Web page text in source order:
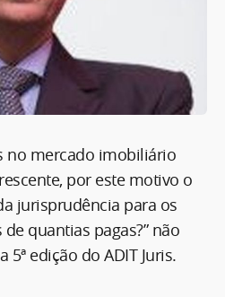
no mercado imobiliário
por este motivo o
jurisprudência para os
quantias pagas?” não
edição do ADIT Juris.